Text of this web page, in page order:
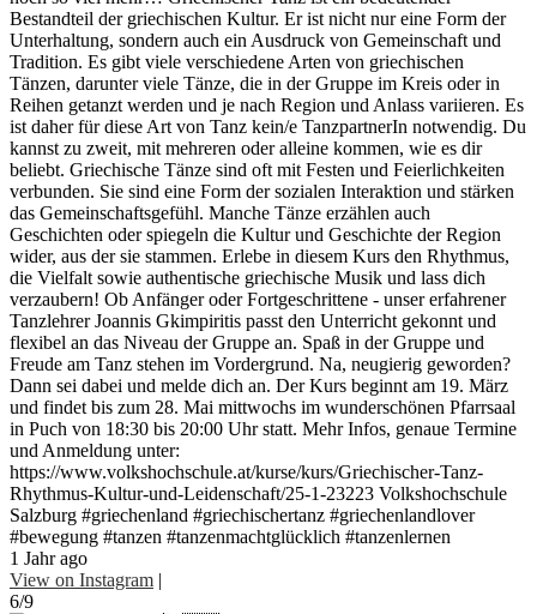
Bestandteil der griechischen Kultur. Er ist nicht nur eine Form der
Unterhaltung, sondern auch ein Ausdruck von Gemeinschaft und
Tradition. Es gibt viele verschiedene Arten von griechischen
Tänzen, darunter viele Tänze, die in der Gruppe im Kreis oder in
Reihen getanzt werden und je nach Region und Anlass variieren. Es
ist daher für diese Art von Tanz kein/e TanzpartnerIn notwendig. Du
kannst zu zweit, mit mehreren oder alleine kommen, wie es dir
beliebt. Griechische Tänze sind oft mit Festen und Feierlichkeiten
verbunden. Sie sind eine Form der sozialen Interaktion und stärken
das Gemeinschaftsgefühl. Manche Tänze erzählen auch
Geschichten oder spiegeln die Kultur und Geschichte der Region
wider, aus der sie stammen. Erlebe in diesem Kurs den Rhythmus,
die Vielfalt sowie authentische griechische Musik und lass dich
verzaubern! Ob Anfänger oder Fortgeschrittene - unser erfahrener
Tanzlehrer Joannis Gkimpiritis passt den Unterricht gekonnt und
flexibel an das Niveau der Gruppe an. Spaß in der Gruppe und
Freude am Tanz stehen im Vordergrund. Na, neugierig geworden?
Dann sei dabei und melde dich an. Der Kurs beginnt am 19. März
und findet bis zum 28. Mai mittwochs im wunderschönen Pfarrsaal
in Puch von 18:30 bis 20:00 Uhr statt. Mehr Infos, genaue Termine
und Anmeldung unter:
https://www.volkshochschule.at/kurse/kurs/Griechischer-Tanz-
Rhythmus-Kultur-und-Leidenschaft/25-1-23223 Volkshochschule
Salzburg #griechenland #griechischertanz #griechenlandlover
#bewegung #tanzen #tanzenmachtglücklich #tanzenlernen
1 Jahr ago
View on Instagram |
6/9